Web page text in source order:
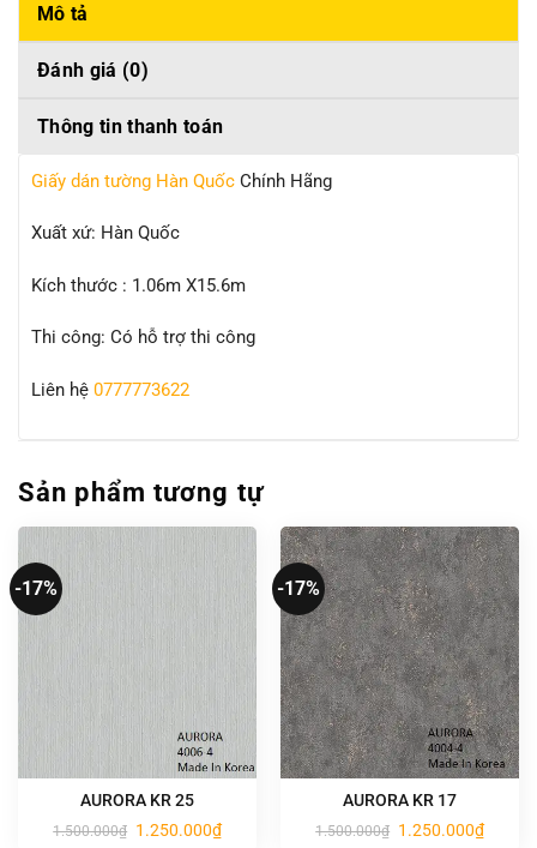
Mô tả
Đánh giá (0)
Thông tin thanh toán
Giấy dán tường Hàn Quốc Chính Hãng
Xuất xứ: Hàn Quốc
Kích thước : 1.06m X15.6m
Thi công: Có hỗ trợ thi công
Liên hệ 0777773622
Sản phẩm tương tự
-17%
AURORA KR 25
1.500.000₫ Giá
1.250.000₫Giá
hiện
-17%
AURORA KR 17
1.500.000₫ Giá
1.250.000₫Giá
hiện